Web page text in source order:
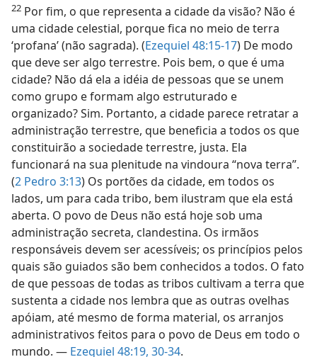
22 Por fim, o que representa a cidade da visão? Não é
uma cidade celestial, porque fica no meio de terra
‘profana’ (não sagrada). (Ezequiel 48:15-17) De modo
que deve ser algo terrestre. Pois bem, o que é uma
cidade? Não dá ela a idéia de pessoas que se unem
como grupo e formam algo estruturado e
organizado? Sim. Portanto, a cidade parece retratar a
administração terrestre, que beneficia a todos os que
constituirão a sociedade terrestre, justa. Ela
funcionará na sua plenitude na vindoura “nova terra”.
(2 Pedro 3:13) Os portões da cidade, em todos os
lados, um para cada tribo, bem ilustram que ela está
aberta. O povo de Deus não está hoje sob uma
administração secreta, clandestina. Os irmãos
responsáveis devem ser acessíveis; os princípios pelos
quais são guiados são bem conhecidos a todos. O fato
de que pessoas de todas as tribos cultivam a terra que
sustenta a cidade nos lembra que as outras ovelhas
apóiam, até mesmo de forma material, os arranjos
administrativos feitos para o povo de Deus em todo o
mundo. — Ezequiel 48:19, 30-34.